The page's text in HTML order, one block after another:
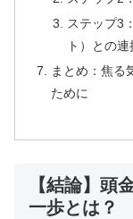
ステップ3
ト）との連
まとめ：焦る
ために
【結論】頭
一歩とは？